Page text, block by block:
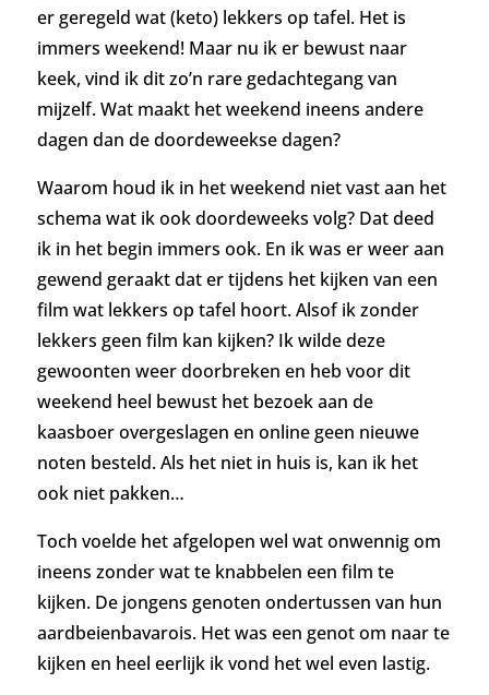
er geregeld wat (keto) lekkers op tafel. Het is
immers weekend! Maar nu ik er bewust naar
keek, vind ik dit zo’n rare gedachtegang van
mijzelf. Wat maakt het weekend ineens andere
dagen dan de doordeweekse dagen?
Waarom houd ik in het weekend niet vast aan het
schema wat ik ook doordeweeks volg? Dat deed
ik in het begin immers ook. En ik was er weer aan
gewend geraakt dat er tijdens het kijken van een
film wat lekkers op tafel hoort. Alsof ik zonder
lekkers geen film kan kijken? Ik wilde deze
gewoonten weer doorbreken en heb voor dit
weekend heel bewust het bezoek aan de
kaasboer overgeslagen en online geen nieuwe
noten besteld. Als het niet in huis is, kan ik het
ook niet pakken…
Toch voelde het afgelopen wel wat onwennig om
ineens zonder wat te knabbelen een film te
kijken. De jongens genoten ondertussen van hun
aardbeienbavarois. Het was een genot om naar te
kijken en heel eerlijk ik vond het wel even lastig.